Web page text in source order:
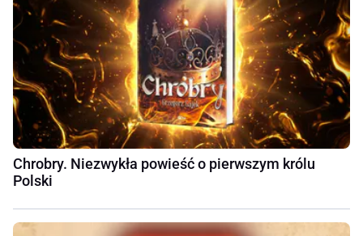
Chrobry. Niezwykła powieść o pierwszym królu
Polski